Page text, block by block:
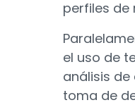
perfiles de
el uso de
análisis
toma de